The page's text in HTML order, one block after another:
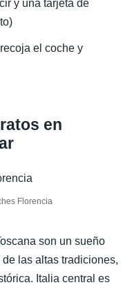
y una tarjeta de
el coche y
en
Florencia
son un sueño
las altas tradiciones,
Italia central es